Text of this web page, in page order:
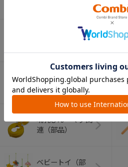
ベビーラック＆チ
ベビーふとん（部
品）
哺乳びん・マグ関
連（部品）
ベビートイ（部